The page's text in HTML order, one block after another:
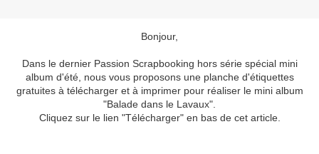
Bonjour,
Dans le dernier Passion Scrapbooking hors série spécial mini
album d'été, nous vous proposons une planche d'étiquettes
gratuites à télécharger et à imprimer pour réaliser le mini album
"Balade dans le Lavaux".
Cliquez sur le lien "Télécharger" en bas de cet article.